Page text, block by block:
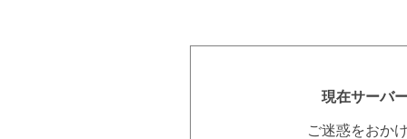
現在サーバ
ご迷惑をおか